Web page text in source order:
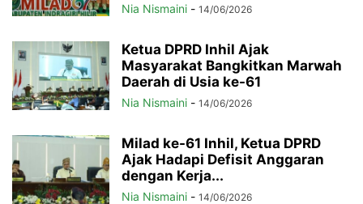
Nia Nismaini - 14/06/2026
Ketua DPRD Inhil Ajak
Masyarakat Bangkitkan Marwah
Daerah di Usia ke-61
Nia Nismaini - 14/06/2026
Milad ke-61 Inhil, Ketua DPRD
Ajak Hadapi Defisit Anggaran
dengan Kerja...
Nia Nismaini - 14/06/2026